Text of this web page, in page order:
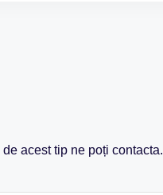
acest tip ne poți contacta.